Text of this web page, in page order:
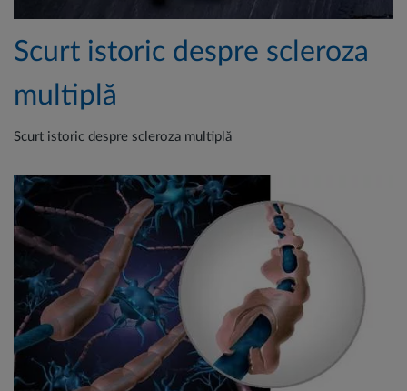
Scurt istoric despre scleroza
multiplă
Scurt istoric despre scleroza multiplă